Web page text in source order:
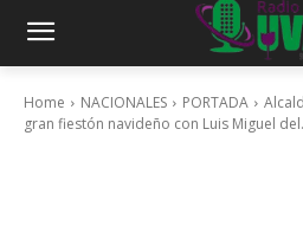
Home NACIONALES PORTADA
gran fiestón navideño con Luis Miguel